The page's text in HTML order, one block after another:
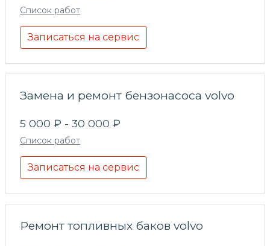
Список работ
Записаться на сервис
Замена и ремонт бензонасоса volvo
5 000 ₽ - 30 000 ₽
Список работ
Записаться на сервис
Ремонт топливных баков volvo